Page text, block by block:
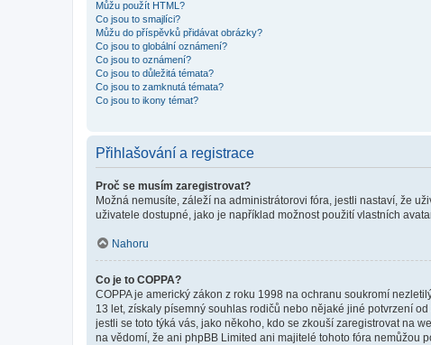
Můžu použít HTML?
Co jsou to smajlíci?
Můžu do příspěvků přidávat obrázky?
Co jsou to globální oznámení?
Co jsou to oznámení?
Co jsou to důležitá témata?
Co jsou to zamknutá témata?
Co jsou to ikony témat?
Přihlašování a registrace
Proč se musím zaregistrovat?
Možná nemusíte, záleží na administrátorovi fóra, jestli nastaví, že
uživatele dostupné, jako je například možnost použití vlastních
Nahoru
Co je to COPPA?
COPPA je americký zákon z roku 1998 na ochranu soukromí
13 let, získaly písemný souhlas rodičů nebo nějaké jiné potvrzení
jestli se toto týká vás, jako někoho, kdo se zkouší zaregistrovat na
na vědomí, že ani phpBB Limited ani majitelé tohoto fóra nemůžou